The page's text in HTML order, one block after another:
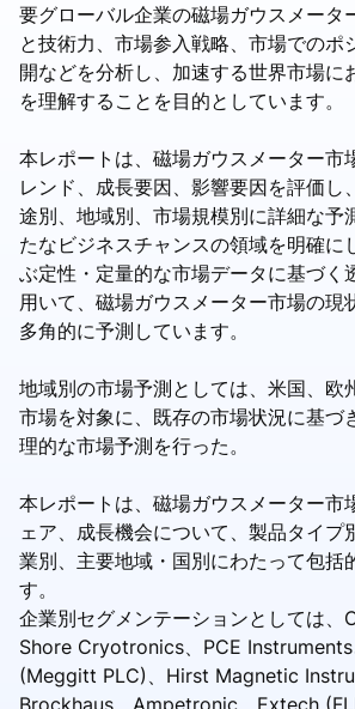
要グローバル企業の磁場ガウスメータ
と技術力、市場参入戦略、市場でのポ
開などを分析し、加速する世界市場に
を理解することを目的としています。
本レポートは、磁場ガウスメーター市
レンド、成長要因、影響要因を評価し
途別、地域別、市場規模別に詳細な予
たなビジネスチャンスの領域を明確に
ぶ定性・定量的な市場データに基づく
用いて、磁場ガウスメーター市場の現
多角的に予測しています。
地域別の市場予測としては、米国、欧
市場を対象に、既存の市場状況に基づ
理的な市場予測を行った。
本レポートは、磁場ガウスメーター市
ェア、成長機会について、製品タイプ
業別、主要地域・国別にわたって包括
す。
企業別セグメンテーションとしては
Shore Cryotronics、PCE Instruments
(Meggitt PLC)、Hirst Magnetic
Brockhaus、Ampetronic、Extech